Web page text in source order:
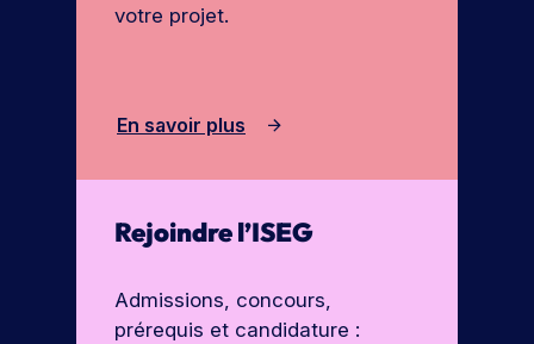
votre projet.
En savoir plus
Rejoindre l’ISEG
Admissions, concours,
prérequis et candidature :